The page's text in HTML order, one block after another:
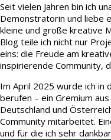
Seit vielen Jahren bin ich
Demonstratorin und liebe
kleine und große kreative
Blog teile ich nicht nur
eins: die Freude am
inspirierende Community,
Im April 2025 wurde ich in
berufen – ein Gremium
Deutschland und
Community mitarbeitet.
und für die ich sehr